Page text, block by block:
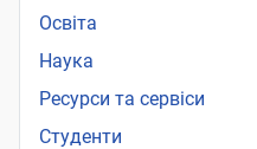
Освіта
Наука
Ресурси та сервіси
Студенти